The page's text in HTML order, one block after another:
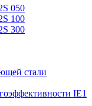
050
100
300
стали
IE1